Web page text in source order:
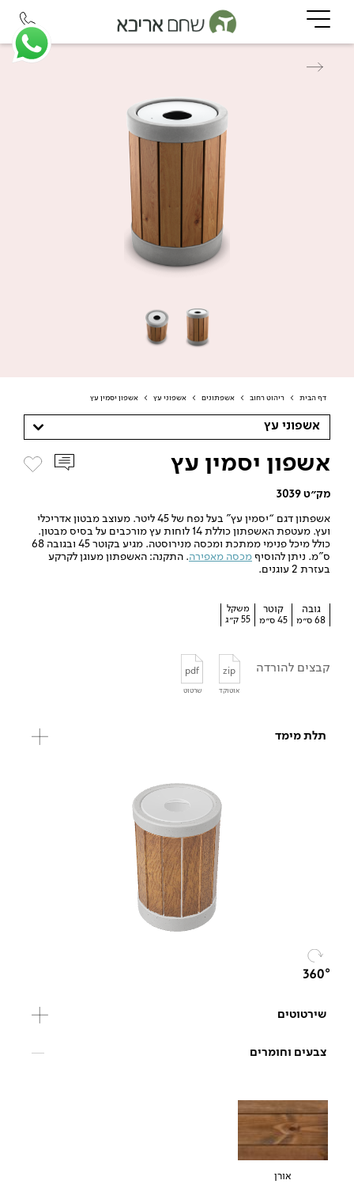
דף הבית > ריהוט רחוב > אשפתונים > אשפוני עץ > אשפון יסמין עץ
אשפוני עץ
אשפון יסמין עץ
מק״ט 3039
אשפתון דגם “יסמין עץ” בעל נפח של 45 ליטר. מעוצב מבטון אדריכלי
ועץ. מעטפת האשפתון כוללת 14 לוחות עץ מורכבים על בסיס מבטון.
כולל מיכל פנימי ממתכת ומכסה מנירוסטה. מגיע בקוטר 45 ובגובה 68
ס”מ. ניתן להוסיף מכסה מאפירה. התקנה: האשפתון מעוגן לקרקע
בעזרת 2 עוגנים.
גובה
68 ס״מ
קוטר
45 ס״מ
משקל
55 ק״ג
קבצים להורדה zip
אוטוקד
pdf
שרטוט
תלת מימד
שירטוטים
צבעים וחומרים
אורן